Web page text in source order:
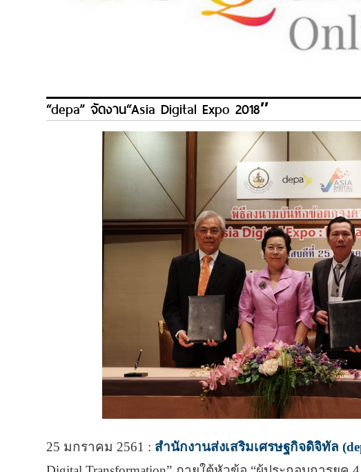
“depa” จัดงาน“Asia Digital Expo 2018″
25 มกราคม 2561 : สำนักงานส่งเสริมเศรษฐกิจดิจิทัล